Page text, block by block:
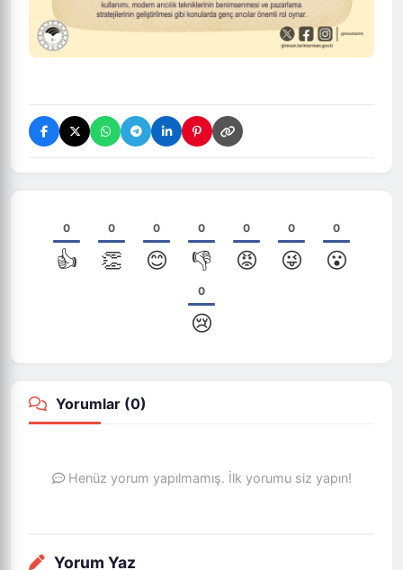
0
👍
0
👏
0
😊
0
👎
0
😡
0
😜
0
😮
0
😢
Yorumlar (0)
Henüz yorum yapılmamış. İlk yorumu siz yapın!
Yorum Yaz